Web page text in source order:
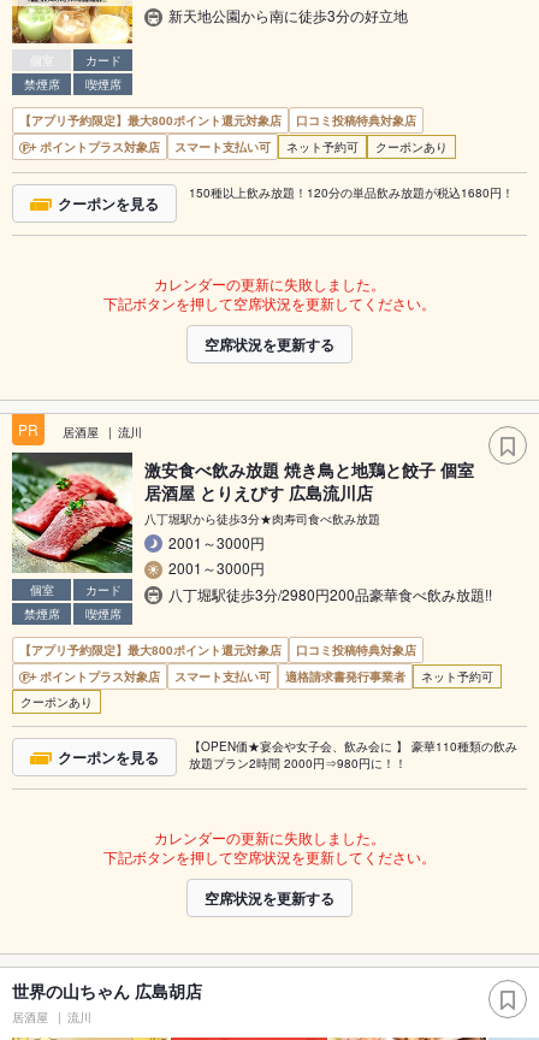
個室
カード
禁煙席
喫煙席
新天地公園から南に徒歩3分の好立地
【アプリ予約限定】最大800ポイント還元対象店
口コミ投稿特典対象店
ポイントプラス対象店
スマート支払い可 ネット予約可 クーポンあり
クーポンを見る 150種以上飲み放題！120分の単品飲み放題が税込1680円！
カレンダーの更新に失敗しました。
下記ボタンを押して空席状況を更新してください。
空席状況を更新する
PR 居酒屋 流川
個室
カード
禁煙席
喫煙席
激安食べ飲み放題 焼き鳥と地鶏と餃子 個室
居酒屋 とりえびす 広島流川店
八丁堀駅から徒歩3分★肉寿司食べ飲み放題
2001～3000円
2001～3000円
八丁堀駅徒歩3分/2980円200品豪華食べ飲み放題!!
【アプリ予約限定】最大800ポイント還元対象店
口コミ投稿特典対象店
ポイントプラス対象店
スマート支払い可 適格請求書発行事業者
ネット予約可
クーポンあり
クーポンを見る
【OPEN価★宴会や女子会、飲み会に 】 豪華110種類の飲み
放題プラン2時間 2000円⇒980円に！！
カレンダーの更新に失敗しました。
下記ボタンを押して空席状況を更新してください。
空席状況を更新する
世界の山ちゃん 広島胡店
居酒屋 流川